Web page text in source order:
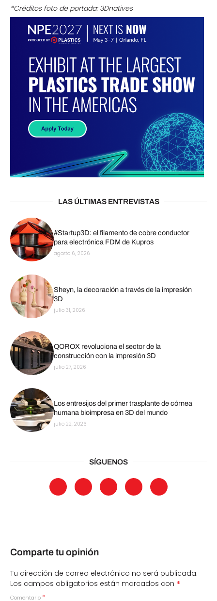
*Créditos foto de portada: 3Dnatives
LAS ÚLTIMAS ENTREVISTAS
#Startup3D: el filamento de cobre conductor
para electrónica FDM de Kupros
agosto 6, 2026
Sheyn, la decoración a través de la impresión
3D
julio 31, 2026
QOROX revoluciona el sector de la
construcción con la impresión 3D
julio 27, 2026
Los entresijos del primer trasplante de córnea
humana bioimpresa en 3D del mundo
julio 22, 2026
SÍGUENOS
Comparte tu opinión
Tu dirección de correo electrónico no será publicada.
Los campos obligatorios están marcados con *
Comentario *